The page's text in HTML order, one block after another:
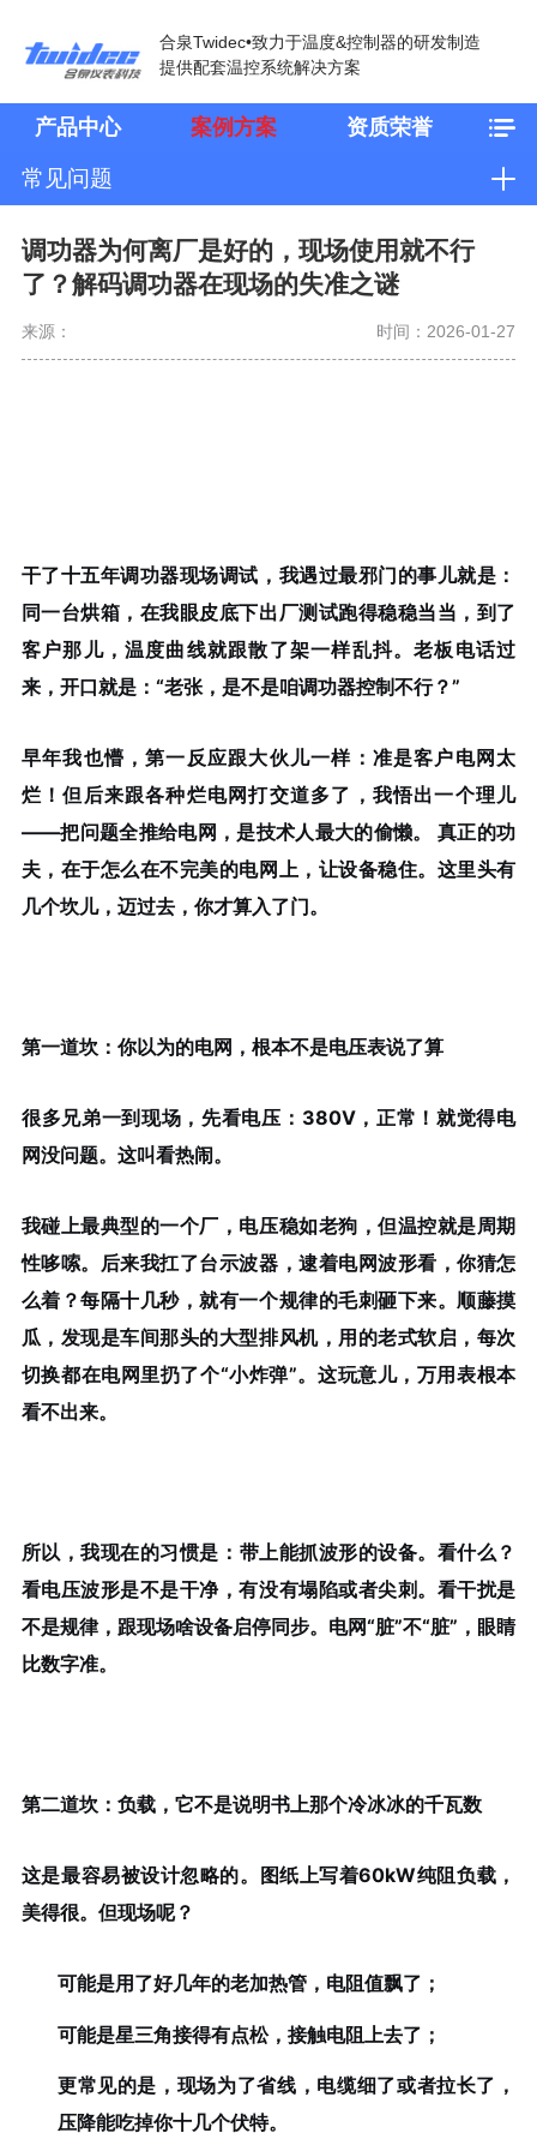
合泉Twidec•致力于温度&控制器的研发制造
提供配套温控系统解决方案
产品中心 案例方案 资质荣誉
常见问题
调功器为何离厂是好的，现场使用就不行
了？解码调功器在现场的失准之谜
来源： 时间：2026-01-27
干了十五年调功器现场调试，我遇过最邪门的事儿就是：
同一台烘箱，在我眼皮底下出厂测试跑得稳稳当当，到了
客户那儿，温度曲线就跟散了架一样乱抖。老板电话过
来，开口就是：“老张，是不是咱调功器控制不行？”
早年我也懵，第一反应跟大伙儿一样：准是客户电网太
烂！但后来跟各种烂电网打交道多了，我悟出一个理儿
——把问题全推给电网，是技术人最大的偷懒。
真正的功
夫，在于怎么在不完美的电网上，让设备稳住。这里头有
几个坎儿，迈过去，你才算入了门。
第一道坎：你以为的电网，根本不是电压表说了算
很多兄弟一到现场，先看电压：380V，正常！就觉得电
网没问题。这叫看热闹。
我碰上最典型的一个厂，电压稳如老狗，但温控就是周期
性哆嗦。后来我扛了台示波器，逮着电网波形看，你猜怎
么着？每隔十几秒，就有一个规律的毛刺砸下来。顺藤摸
瓜，发现是车间那头的大型排风机，用的老式软启，每次
切换都在电网里扔了个“小炸弹”。这玩意儿，万用表根本
看不出来。
所以，我现在的习惯是： 带上能抓波形的设备。看什么？
看电压波形是不是干净，有没有塌陷或者尖刺。看干扰是
不是规律，跟现场啥设备启停同步。电网“脏”不“脏”，眼睛
比数字准。
第二道坎：负载，它不是说明书上那个冷冰冰的千瓦数
这是最容易被设计忽略的。图纸上写着60kW纯阻负载，
美得很。但现场呢？
可能是用了好几年的老加热管，电阻值飘了；
可能是星三角接得有点松，接触电阻上去了；
更常见的是，现场为了省线，电缆细了或者拉长了，
压降能吃掉你十几个伏特。